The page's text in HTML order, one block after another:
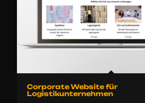
Corporate Website für
Logistikunternehmen